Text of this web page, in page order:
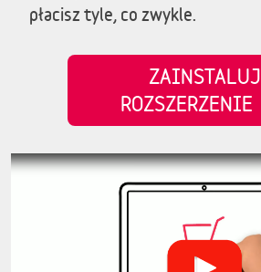
płacisz tyle, co zwykle.
ZAINSTALUJ
ROZSZERZENIE